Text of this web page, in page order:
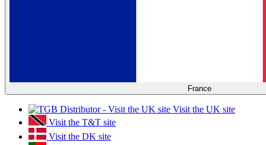
France
Visit the UK site
Visit the T&T site
Visit the DK site